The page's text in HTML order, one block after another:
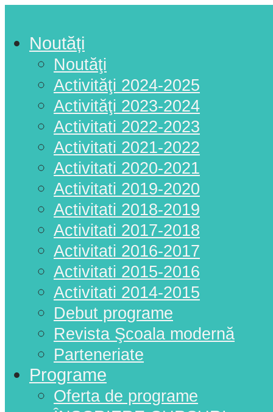
Noutăți
Noutăţi
Activităţi 2024-2025
Activităţi 2023-2024
Activitati 2022-2023
Activitati 2021-2022
Activitati 2020-2021
Activitati 2019-2020
Activitati 2018-2019
Activitati 2017-2018
Activitati 2016-2017
Activitati 2015-2016
Activitati 2014-2015
Debut programe
Revista Şcoala modernă
Parteneriate
Programe
Oferta de programe